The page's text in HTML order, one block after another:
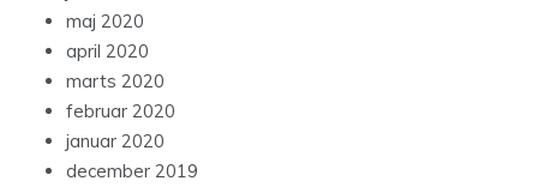
maj 2020
april 2020
marts 2020
februar 2020
januar 2020
december 2019